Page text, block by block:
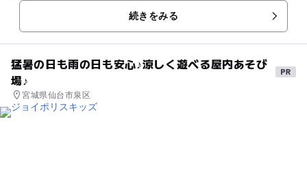
続きをみる
猛暑の日も雨の日も安心♪涼しく遊べる屋内あそび
場♪
宮城県仙台市泉区